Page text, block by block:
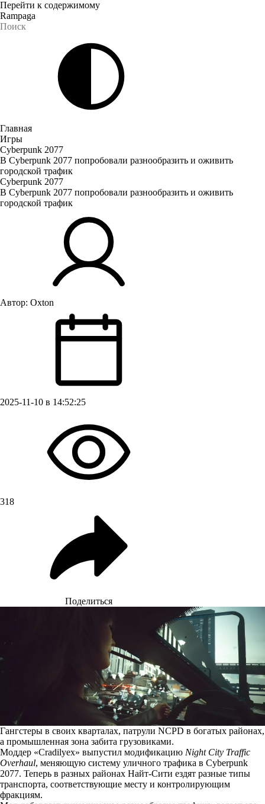
Перейти к содержимому
Rampaga
Главная
Игры
Cyberpunk 2077
В Cyberpunk 2077 попробовали разнообразить и оживить
городской трафик
Cyberpunk 2077
В Cyberpunk 2077 попробовали разнообразить и оживить
городской трафик
Автор: Oxton
2025-11-10 в 14:52:25
318
Поделиться
Гангстеры в своих кварталах, патрули NCPD в богатых районах,
а промышленная зона забита грузовиками.
Моддер «Cradilyex» выпустил модификацию Night City Traffic
Overhaul, меняющую систему уличного трафика в Cyberpunk
2077. Теперь в разных районах Найт-Сити ездят разные типы
транспорта, соответствующие месту и контролирующим
фракциям.